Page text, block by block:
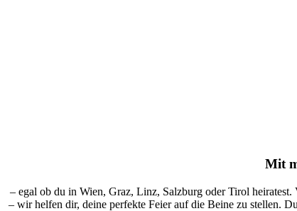
Mit
– egal ob du in Wien, Graz, Linz, Salzburg oder Tirol heiratest.
– wir helfen dir, deine perfekte Feier auf die Beine zu stellen.